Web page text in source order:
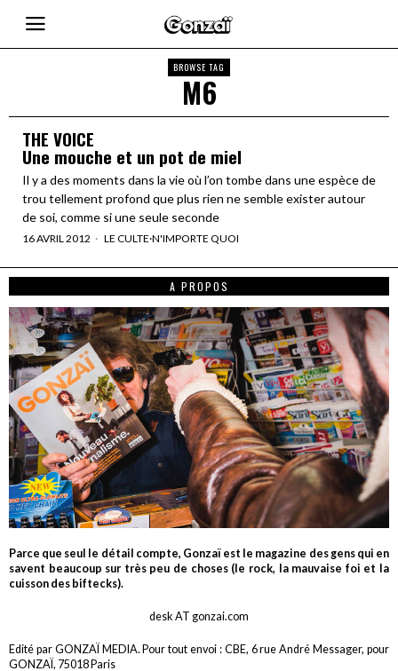
BROWSE TAG
M6
THE VOICE
Une mouche et un pot de miel
Il y a des moments dans la vie où l’on tombe dans une espèce de
trou tellement profond que plus rien ne semble exister autour
de soi, comme si une seule seconde
16 AVRIL 2012 LE CULTE·N'IMPORTE QUOI
A PROPOS
Parce que seul le détail compte, Gonzaï est le magazine des gens qui en
savent beaucoup sur très peu de choses (le rock, la mauvaise foi et la
cuisson des biftecks).
desk AT gonzai.com
Edité par GONZAÏ MEDIA. Pour tout envoi : CBE, 6 rue André Messager, pour
GONZAÏ, 75018 Paris